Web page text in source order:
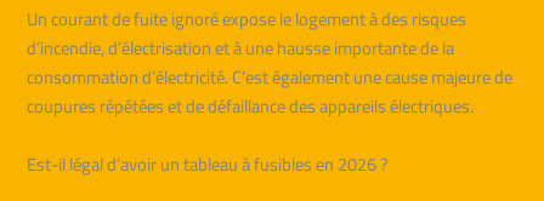
Un courant de fuite ignoré expose le logement à des risques
d’incendie, d’électrisation et à une hausse importante de la
consommation d’électricité. C’est également une cause majeure de
coupures répétées et de défaillance des appareils électriques.
Est-il légal d’avoir un tableau à fusibles en 2026 ?